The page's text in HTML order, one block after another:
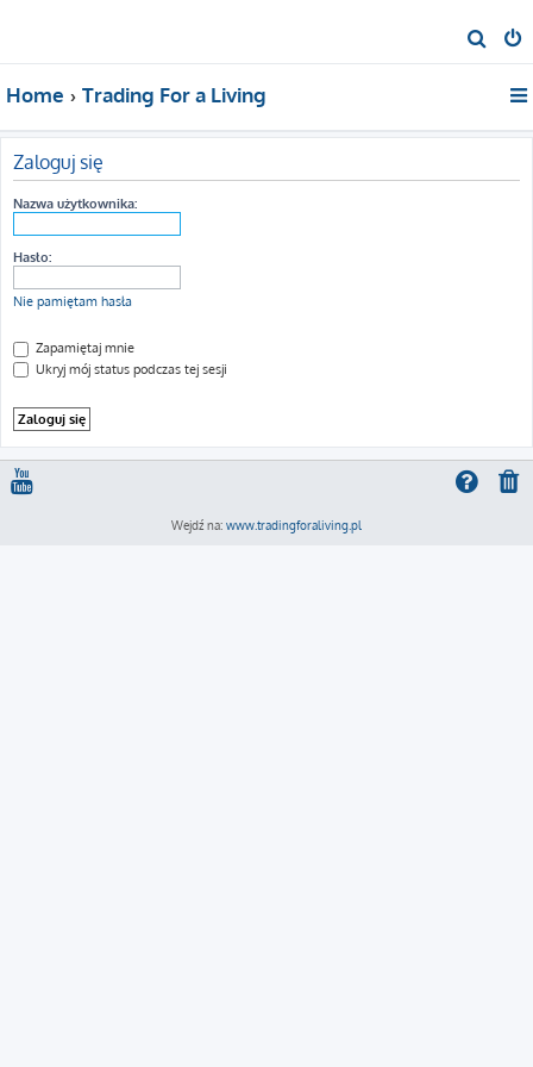
z
j
Home Trading For a Living
Zaloguj się
Nazwa użytkownika:
Hasło:
Nie pamiętam hasła
Zapamiętaj mnie
Ukryj mój status podczas tej sesji
Wejdź na: www.tradingforaliving.pl